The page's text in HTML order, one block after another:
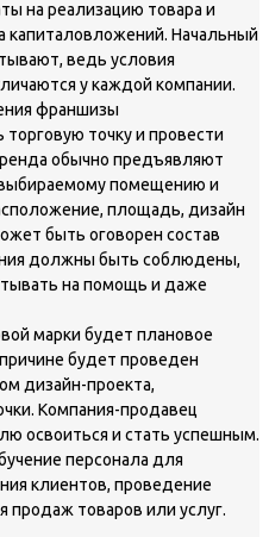
на реализацию товара и
капиталовложений. Начальный
ведь условия
у каждой компании.
точку и провести
обычно предъявляют
помещению и
площадь, дизайн
быть оговорен состав
должны быть соблюдены,
на помощь и даже
марки будет плановое
будет проведен
дизайн-проекта,
Компания-продавец
освоиться и стать успешным.
персонала для
клиентов, проведение
продаж товаров или услуг.